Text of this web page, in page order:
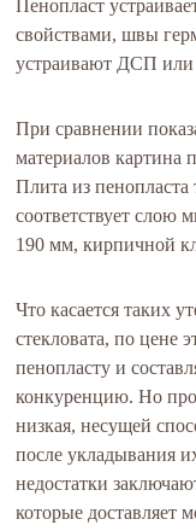
Пенопласт
свойствами, швы
устраивают ДСП или
При сравнении
материалов картина
Плита из
соответствует слою
190 мм, кирпичной
Что касается таких
стекловата, по цене
пенопласту и
конкуренцию. Но
низкая, несущей
после укладывания
недостатки
которые доставляет